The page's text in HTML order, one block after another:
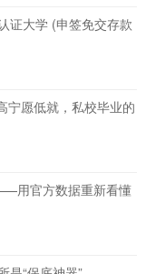
证大学 (申签免交存款
宁愿低就，私校毕业的
用官方数据重新看懂